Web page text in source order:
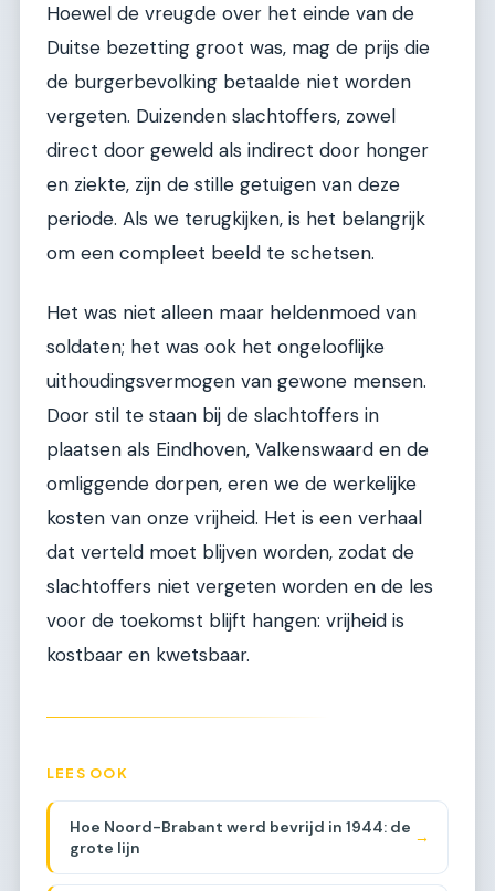
Hoewel de vreugde over het einde van de
Duitse bezetting groot was, mag de prijs die
de burgerbevolking betaalde niet worden
vergeten. Duizenden slachtoffers, zowel
direct door geweld als indirect door honger
en ziekte, zijn de stille getuigen van deze
periode. Als we terugkijken, is het belangrijk
om een compleet beeld te schetsen.
Het was niet alleen maar heldenmoed van
soldaten; het was ook het ongelooflijke
uithoudingsvermogen van gewone mensen.
Door stil te staan bij de slachtoffers in
plaatsen als Eindhoven, Valkenswaard en de
omliggende dorpen, eren we de werkelijke
kosten van onze vrijheid. Het is een verhaal
dat verteld moet blijven worden, zodat de
slachtoffers niet vergeten worden en de les
voor de toekomst blijft hangen: vrijheid is
kostbaar en kwetsbaar.
LEES OOK
Hoe Noord-Brabant werd bevrijd in 1944: de
grote lijn
→